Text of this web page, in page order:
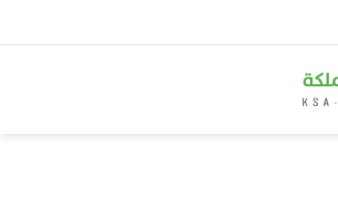
المدخل الشمالي لمحافظة الأفلاج